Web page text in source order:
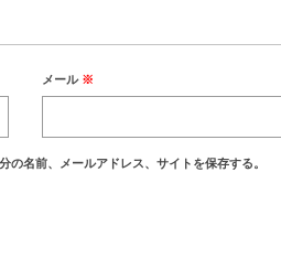
メール ※
名前、メールアドレス、サイトを保存する。